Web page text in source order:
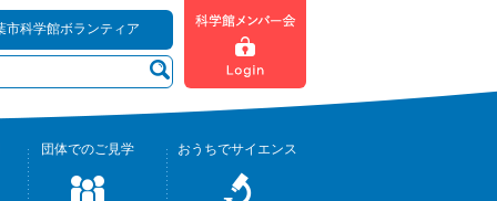
市科学館ボランティア
団体でのご見学 おうちでサイエンス